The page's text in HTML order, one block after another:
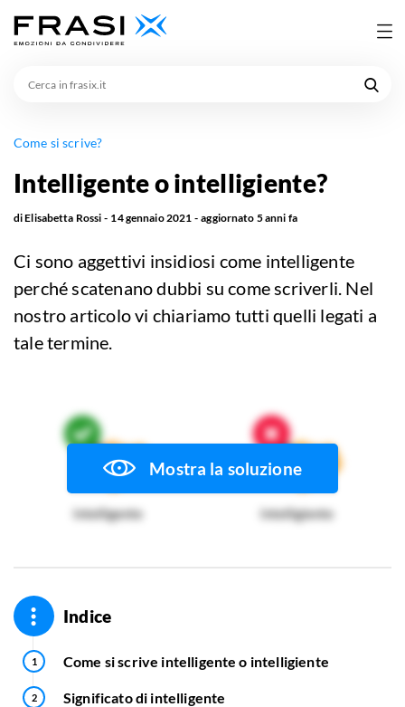
Come si scrive?
Intelligente o intelligiente?
diElisabetta Rossi 14 gennaio 2021 aggiornato 5 anni fa
Ci sono aggettivi insidiosi come intelligente
perché scatenano dubbi su come scriverli. Nel
nostro articolo vi chiariamo tutti quelli legati a
tale termine.
Mostra la soluzione
Intelligente Intelligiente
Indice
Come si scrive intelligente o intelligiente
Significato di intelligente